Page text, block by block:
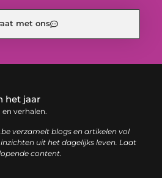
met ons
het jaar
verhalen.
verzamelt blogs en artikelen vol
uit het dagelijks leven. Laat
content.